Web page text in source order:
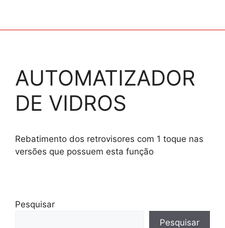
AUTOMATIZADOR
DE VIDROS
Rebatimento dos retrovisores com 1 toque nas
versões que possuem esta função
Pesquisar
Pesquisar